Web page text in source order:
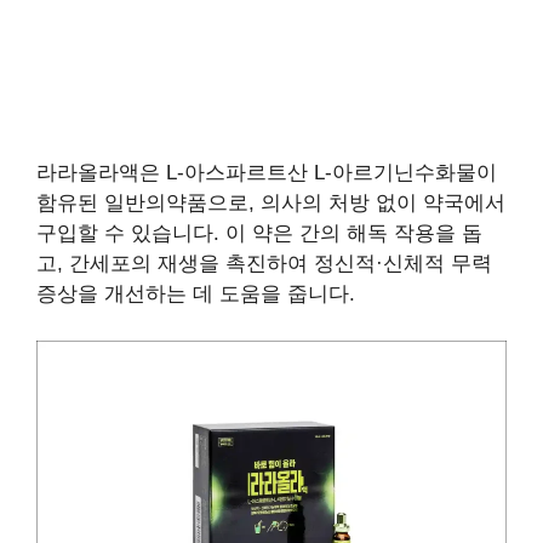
라라올라액은 L-아스파르트산 L-아르기닌수화물이
함유된 일반의약품으로, 의사의 처방 없이 약국에서
구입할 수 있습니다. 이 약은 간의 해독 작용을 돕
고, 간세포의 재생을 촉진하여 정신적·신체적 무력
증상을 개선하는 데 도움을 줍니다.